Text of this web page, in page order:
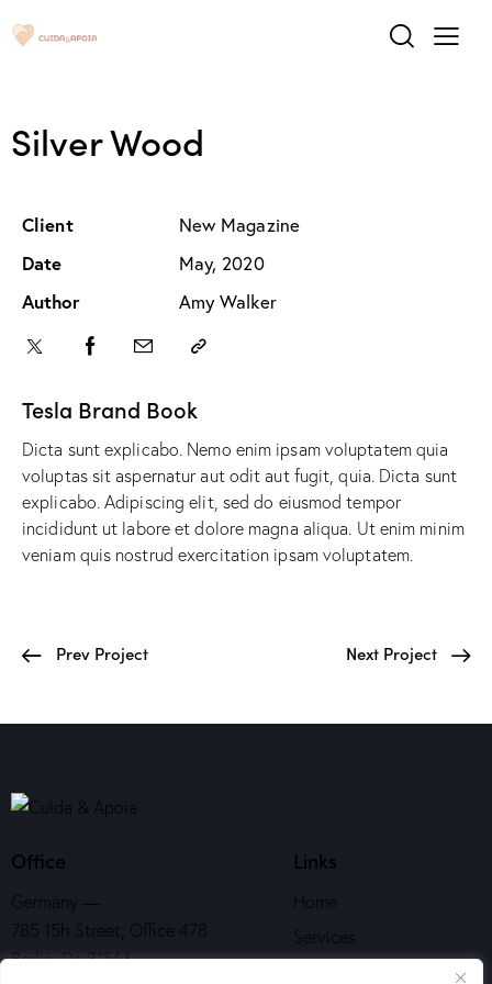
Silver Wood
Tesla Brand Book
Dicta sunt explicabo. Nemo enim ipsam voluptatem quia
voluptas sit aspernatur aut odit aut fugit, quia. Dicta sunt
explicabo. Adipiscing elit, sed do eiusmod tempor
incididunt ut labore et dolore magna aliqua. Ut enim minim
veniam quis nostrud exercitation ipsam voluptatem.
Client New Magazine
Date May, 2020
Author Amy Walker
Prev Project Next Project
Office
Germany —
785 15h Street, Office 478
Berlin, De 81566
Links
Home
Services